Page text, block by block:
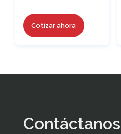
Cotizar ahora
Contáctanos